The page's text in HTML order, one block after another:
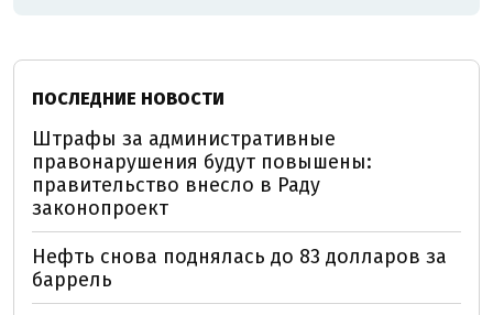
ПОСЛЕДНИЕ НОВОСТИ
Штрафы за административные
правонарушения будут повышены:
правительство внесло в Раду
законопроект
Нефть снова поднялась до 83 долларов за
баррель